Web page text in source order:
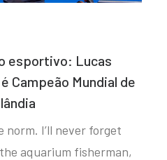
esportivo: Lucas
Campeão Mundial de
norm. I’ll never forget
aquarium fisherman,